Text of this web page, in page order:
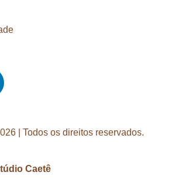
| Todos os direitos reservados.
Caetê